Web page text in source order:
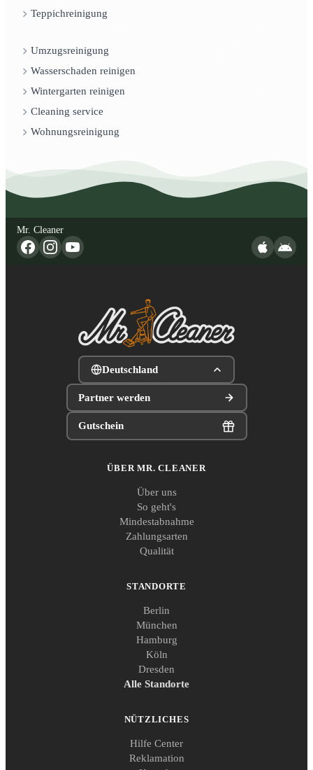
Teppichreinigung
Umzugsreinigung
Wasserschaden reinigen
Wintergarten reinigen
Cleaning service
Wohnungsreinigung
Mr. Cleaner
Deutschland
Partner werden
Gutschein
ÜBER MR. CLEANER
Über uns
So geht's
Mindestabnahme
Zahlungsarten
Qualität
STANDORTE
Berlin
München
Hamburg
Köln
Dresden
Alle Standorte
NÜTZLICHES
Hilfe Center
Reklamation